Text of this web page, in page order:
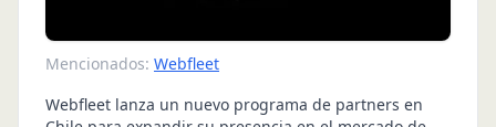
Mencionados: Webfleet
Webfleet lanza un nuevo programa de partners en